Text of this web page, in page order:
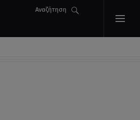
Αναζήτηση